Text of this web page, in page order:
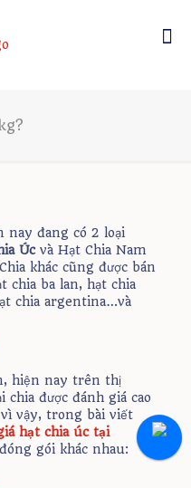
đang có 2 loại
Úcvà Hạt Chia Nam
khác cũng được bán
ba lan, hạt chia
chia argentina…và
hiện nay trên thị
được đánh giá cao
vậy, trong bài viết
hạt chia úc tại
gói khác nhau: